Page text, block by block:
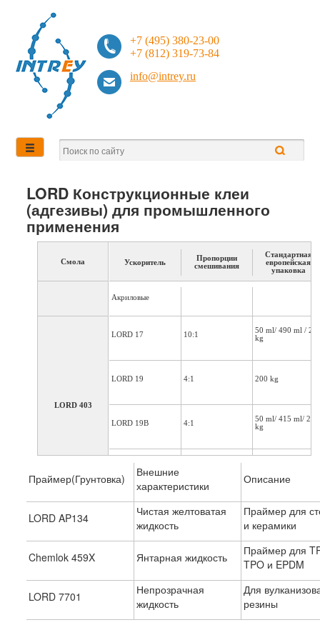
+7 (495) 380-23-00
+7 (812) 319-73-84
info@intrey.ru
LORD Конструкционные клеи
(адгезивы) для промышленного
применения
Смола
LORD 403
Ускоритель
Пропорции
смешивания
Стандартная
европейская
упаковка
Акриловые
LORD 17 10:1
50 ml/ 490 ml /
kg
LORD 19 4:1 200 kg
LORD 19B 4:1
50 ml/ 415 ml/ 200
kg
LORD 19GB
LORD 17 10:1
50 ml/ 490 ml /
kg
LORD 19 4:1 200 kg
50 ml/ 415 ml/ 200
kg
Праймер(Грунтовка)
Внешние
характеристики
Описание
LORD AP134
Чистая желтоватая
жидкость
Праймер для
и керамики
Chemlok 459X Янтарная жидкость
Праймер для
TPO и EPDM
LORD 7701
Непрозрачная
жидкость
Для
резины